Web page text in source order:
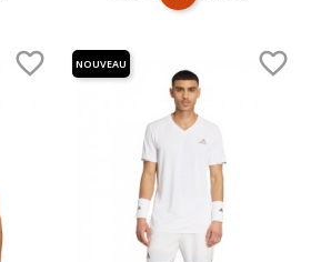
 
NOUVEAU